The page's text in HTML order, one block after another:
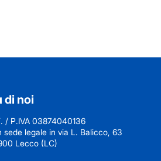
di noi
/ P.IVA 03874040136
sede legale in via L. Balicco, 63
Lecco (LC)